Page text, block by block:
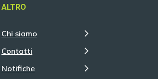
ALTRO
Chi siamo
Contatti
Notifiche